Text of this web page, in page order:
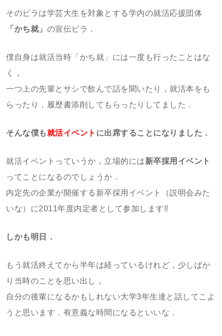
そのビラは学芸大生を対象とする学内の就活応援団体
「かち就」 の宣伝ビラ．
僕自身は就活当時「かち就」には一度も行ったことはな
く，
一つ上の先輩とサシで飲んで話を聞いたり，就活本をも
らったり，履歴書添削してもらったりしてました．
そんな僕も就活イベント に出席することになりました．
就活イベントっていうか，立場的には新卒採用イベント
ってことになるのでしょうか．
内定先の企業が開催する新卒採用イベント（説明会みた
いな）に2011年度内定者として参加します!!
しかも明日．
もう就活終えてから半年は経っているけれど，少しばか
り当時のことを思い出し，
自分の後輩になるかもしれない大学3年生達と話してこよ
うと思います．有意義な時間になるといいな．